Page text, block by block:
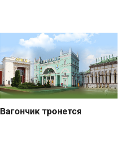
Вагончик тронется